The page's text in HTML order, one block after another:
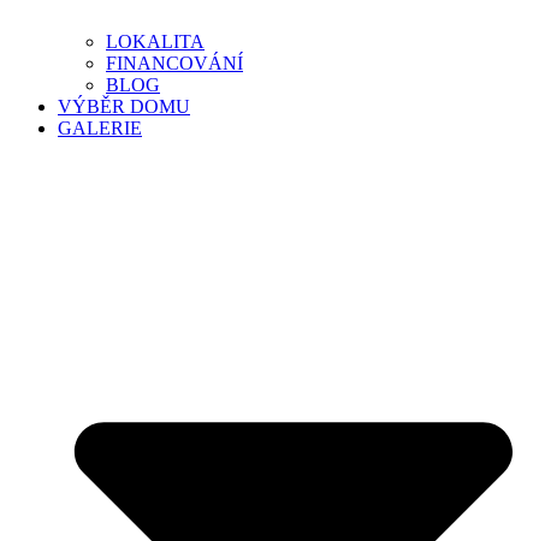
LOKALITA
FINANCOVÁNÍ
BLOG
VÝBĚR DOMU
GALERIE